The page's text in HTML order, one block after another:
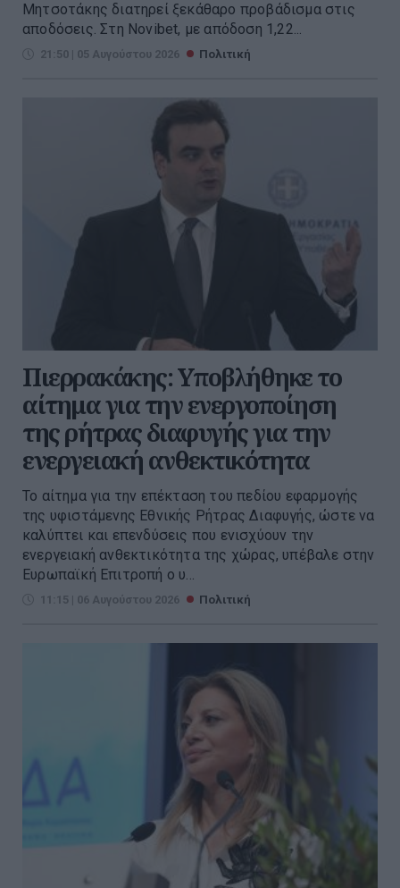
Μητσοτάκης διατηρεί ξεκάθαρο προβάδισμα στις
αποδόσεις. Στη Novibet, με απόδοση 1,22...
21:50 | 05 Αυγούστου 2026 Πολιτική
Πιερρακάκης: Υποβλήθηκε το
αίτημα για την ενεργοποίηση
της ρήτρας διαφυγής για την
ενεργειακή ανθεκτικότητα
Το αίτημα για την επέκταση του πεδίου εφαρμογής
της υφιστάμενης Εθνικής Ρήτρας Διαφυγής, ώστε να
καλύπτει και επενδύσεις που ενισχύουν την
ενεργειακή ανθεκτικότητα της χώρας, υπέβαλε στην
Ευρωπαϊκή Επιτροπή ο υ...
11:15 | 06 Αυγούστου 2026 Πολιτική